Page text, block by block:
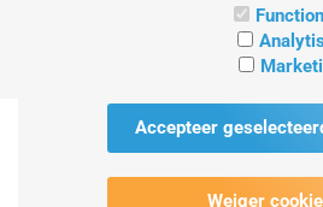
Verzendkosten details- Powered by
Accepteer
Weiger